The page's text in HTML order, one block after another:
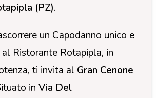
(PZ).
un Capodanno unico e
Ristorante Rotapipla, in
ti invita al Gran Cenone
in Via Del